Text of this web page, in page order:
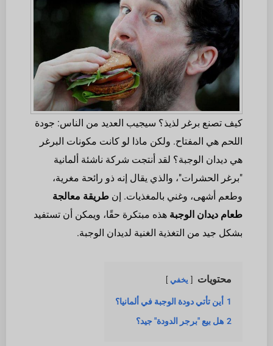
كيف تصنع برغر لذيذ؟ سيجيب العديد من الناس: جودة
اللحم هي المفتاح. ولكن ماذا لو كانت مكونات البرغر
هي ديدان الوجبة؟ لقد أنتجت شركة ناشئة ألمانية
"برغر الحشرات"، والذي يقال إنه ذو رائحة مغرية،
وطعم أشهى، وغني بالمغذيات. إن طريقة معالجة
طعام ديدان الوجبة هذه مبتكرة حقًا، ويمكن أن تستفيد
بشكل جيد من التغذية الغنية لديدان الوجبة.
محتويات يخفي
1 أين تأتي دودة الوجبة في ألمانيا؟
2 هل بيع "برجر الدودة" جيد؟